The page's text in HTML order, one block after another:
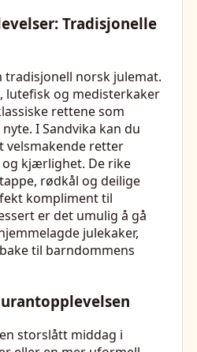
Tradisjonelle
tradisjonell norsk julemat.
lutefisk og medisterkaker
rettene som
I Sandvika kan du
velsmakende retter
kjærlighet. De rike
rødkål og deilige
kompliment til
er det umulig å gå
julekaker,
til barndommens
storslått middag i